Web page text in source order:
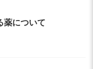
薬について